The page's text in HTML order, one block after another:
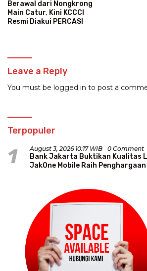
Berawal dari Nongkrong
Main Catur, Kini KCCCI
Resmi Diakui PERCASI
Leave a Reply
You must be logged in to post a
Terpopuler
1 August 3, 2026 10:17 WIB 0 Comment
Bank Jakarta Buktikan Kualitas
JakOne Mobile Raih Penghargaan